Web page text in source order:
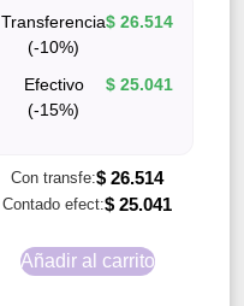
Transferencia
(-10%)
$ 26.514
Efectivo
(-15%)
$ 25.041
Con transfe:$ 26.514
Contado efect:$ 25.041
Añadir al carrito